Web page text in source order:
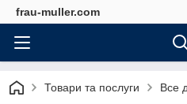
frau-muller.com
Товари та послуги Все